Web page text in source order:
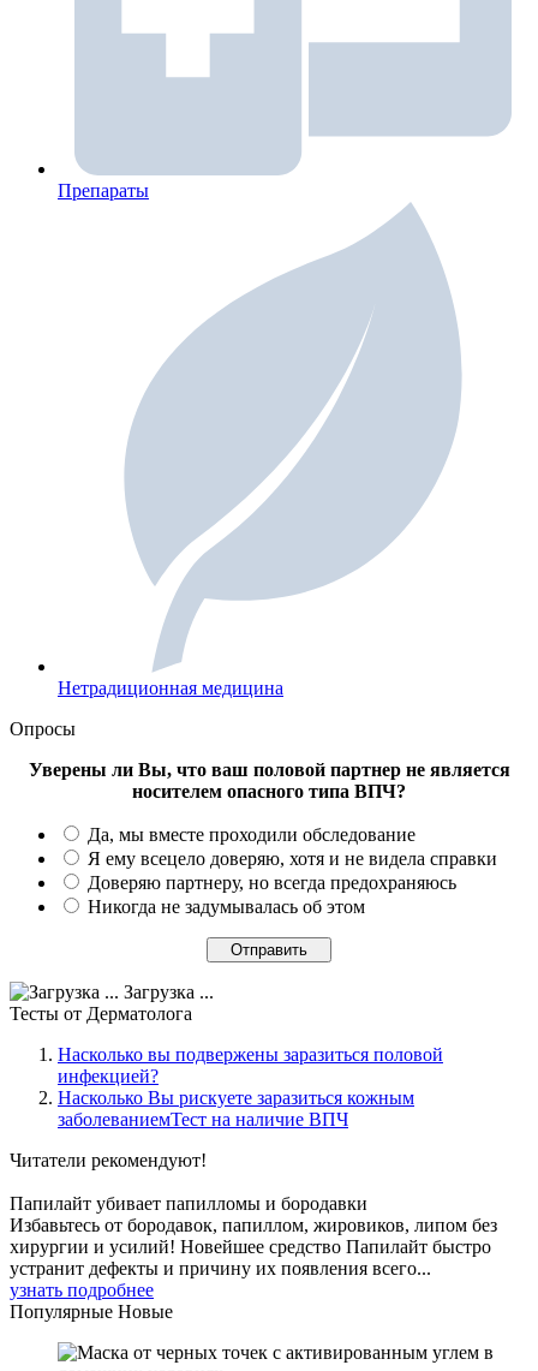
Препараты
Нетрадиционная медицина
Опросы
Уверены ли Вы, что ваш половой партнер не является
носителем опасного типа ВПЧ?
Да, мы вместе проходили обследование
Я ему всецело доверяю, хотя и не видела справки
Доверяю партнеру, но всегда предохраняюсь
Никогда не задумывалась об этом
Загрузка ...
Тесты от Дерматолога
Насколько вы подвержены заразиться половой
инфекцией?
Насколько Вы рискуете заразиться кожным
заболеваниемТест на наличие ВПЧ
Читатели рекомендуют!
Папилайт убивает папилломы и бородавки
Избавьтесь от бородавок, папиллом, жировиков, липом без
хирургии и усилий! Новейшее средство Папилайт быстро
устранит дефекты и причину их появления всего...
узнать подробнее
Популярные Новые